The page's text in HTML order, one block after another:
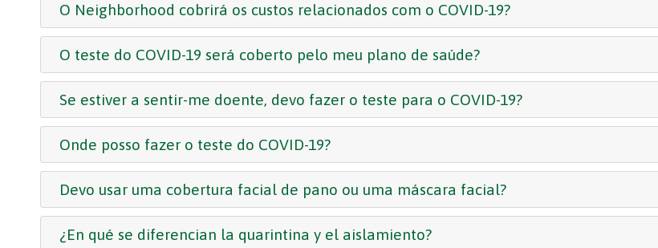
O Neighborhood cobrirá os custos relacionados com o COVID-19?
O teste do COVID-19 será coberto pelo meu plano de saúde?
Se estiver a sentir-me doente, devo fazer o teste para o COVID-19?
Onde posso fazer o teste do COVID-19?
Devo usar uma cobertura facial de pano ou uma máscara facial?
¿En qué se diferencian la quarintina y el aislamiento?